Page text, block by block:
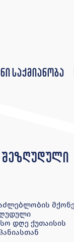
საქმიანობა
შეზღუდული
მქონე
დღე ქუთაისის